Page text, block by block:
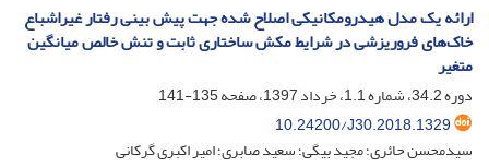
ارائه یک مدل هیدرومکانیکی اصلاح شده جهت پیش بینی رفتار غیراشباع
خاک‌های فروریزشی در شرایط مکش ساختاری ثابت و تنش خالص میانگین
متغیر
دوره 34.2، شماره 1.1، خرداد 1397، صفحه
135-141
10.24200/J30.2018.1329
سیدمحسن حائری؛ مجید بیگی؛ سعید صابری؛ امیر اکبری گرکانی